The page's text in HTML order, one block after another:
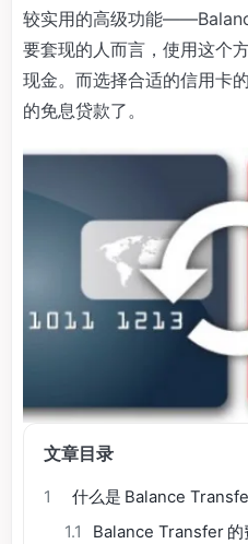
较实用的高级功能
要套现的人而言，使用这个
现金。而选择合适的信用卡
的免息贷款了。
文章目录
1
什么是 Balance
1.1
Balance Transfer 的